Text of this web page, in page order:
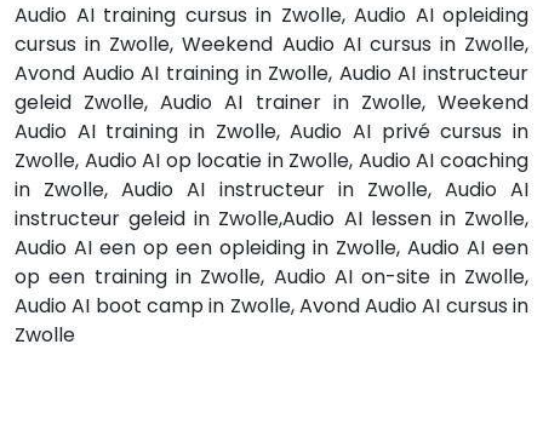
Audio AI training cursus in Zwolle, Audio AI opleiding
cursus in Zwolle, Weekend Audio AI cursus in Zwolle,
Avond Audio AI training in Zwolle, Audio AI instructeur
geleid Zwolle, Audio AI trainer in Zwolle, Weekend
Audio AI training in Zwolle, Audio AI privé cursus in
Zwolle, Audio AI op locatie in Zwolle, Audio AI coaching
in Zwolle, Audio AI instructeur in Zwolle, Audio AI
instructeur geleid in Zwolle,Audio AI lessen in Zwolle,
Audio AI een op een opleiding in Zwolle, Audio AI een
op een training in Zwolle, Audio AI on-site in Zwolle,
Audio AI boot camp in Zwolle, Avond Audio AI cursus in
Zwolle